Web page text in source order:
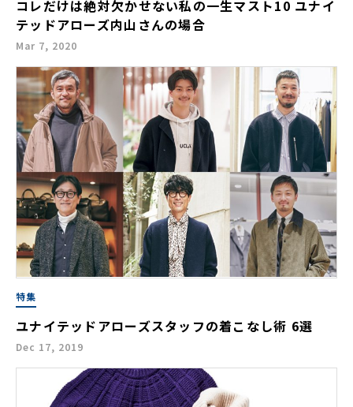
コレだけは絶対欠かせない私の一生マスト10 ユナイ
テッドアローズ内山さんの場合
Mar 7, 2020
特集
ユナイテッドアローズスタッフの着こなし術 6選
Dec 17, 2019